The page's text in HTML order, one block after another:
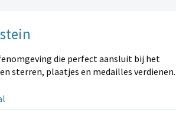
die perfect aansluit bij het
sterren, plaatjes en medailles verdienen.